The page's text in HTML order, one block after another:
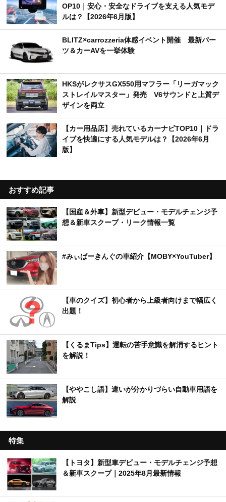
OP10｜安心・安全なドライブを支える人気モデ
ルは？【2026年6月版】
BLITZ×carrozzeria体感イベント開催 最新パー
ツ＆カーAVを一挙体験
HKSがレクサスGX550用マフラー「リーガマック
ストレイルマスター」発売 V6サウンドと上質デ
ザインを両立
【カー用品店】売れているカーナビTOP10｜ドラ
イブを快適にする人気モデルは？【2026年6月
版】
おすすめ記事
【国産＆外車】新型デビュー・モデルチェンジ予
想＆新車スクープ・リーク情報一覧
#みぃぱーきんぐの車紹介【MOBY×YouTuber】
【車のクイズ】初心者から上級者向けまで幅広く
出題！
【くるまTips】運転の苦手意識を解消するヒント
を解説！
【ややこし語】違いが分かりづらい自動車用語を
解説
特集
【トヨタ】新型車デビュー・モデルチェンジ予想
＆新車スクープ｜2025年8月最新情報